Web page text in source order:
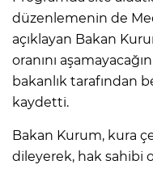
düzenlemenin de
açıklayan Bakan
oranını
bakanlık tarafından
kaydetti.
Bakan Kurum, kura
dileyerek, hak sahibi